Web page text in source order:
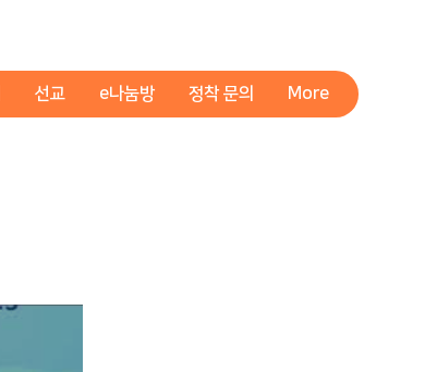
선교 e나눔방 정착 문의 More